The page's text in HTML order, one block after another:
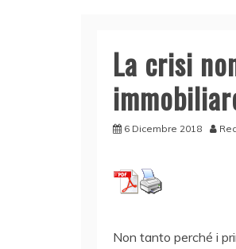
La crisi
6 Dicembre 2018
Non tanto perché i